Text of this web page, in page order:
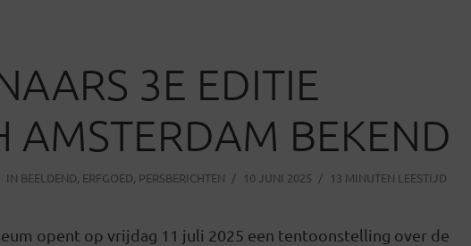
3E EDITIE
AMSTERDAM BEKEND
IN BEELDEND, ERFGOED, PERSBERICHTEN 10 JUNI 2025 13 MINUTEN LEESTIJD
opent op vrijdag 11 juli 2025 een tentoonstelling over de